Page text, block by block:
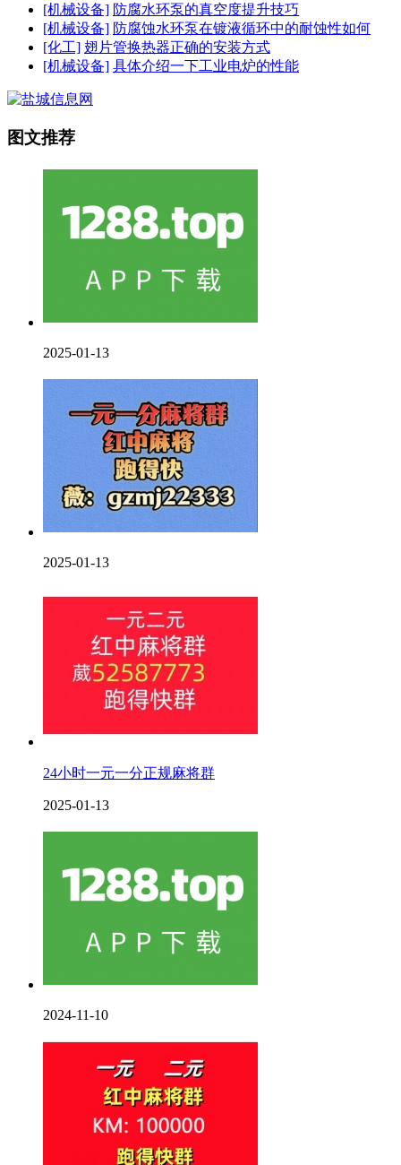
[机械设备] 防腐水环泵的真空度提升技巧
[机械设备] 防腐蚀水环泵在镀液循环中的耐蚀性如何
[化工] 翅片管换热器正确的安装方式
[机械设备] 具体介绍一下工业电炉的性能
图文推荐
2025-01-13
2025-01-13
24小时一元一分正规麻将群
2025-01-13
2024-11-10